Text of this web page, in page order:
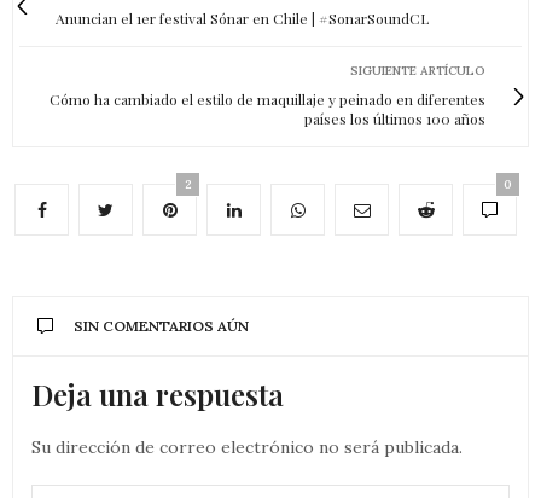
Anuncian el 1er festival Sónar en Chile | ‪#‎SonarSoundCL‬
SIGUIENTE ARTÍCULO
Cómo ha cambiado el estilo de maquillaje y peinado en diferentes
países los últimos 100 años
2 0
SIN COMENTARIOS AÚN
Deja una respuesta
Su dirección de correo electrónico no será publicada.